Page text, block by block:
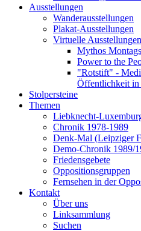
Ausstellungen
Wanderausstellungen
Plakat-Ausstellungen
Virtuelle Ausstellungen
Mythos
Power to the
"Rotstift" -
Öffentlichkeit in
Stolpersteine
Themen
Liebknecht-
Chronik 1978-1989
Denk-Mal (Leipziger
Demo-Chronik 1989/
Friedensgebete
Oppositionsgruppen
Fernsehen in der
Kontakt
Über uns
Linksammlung
Suchen